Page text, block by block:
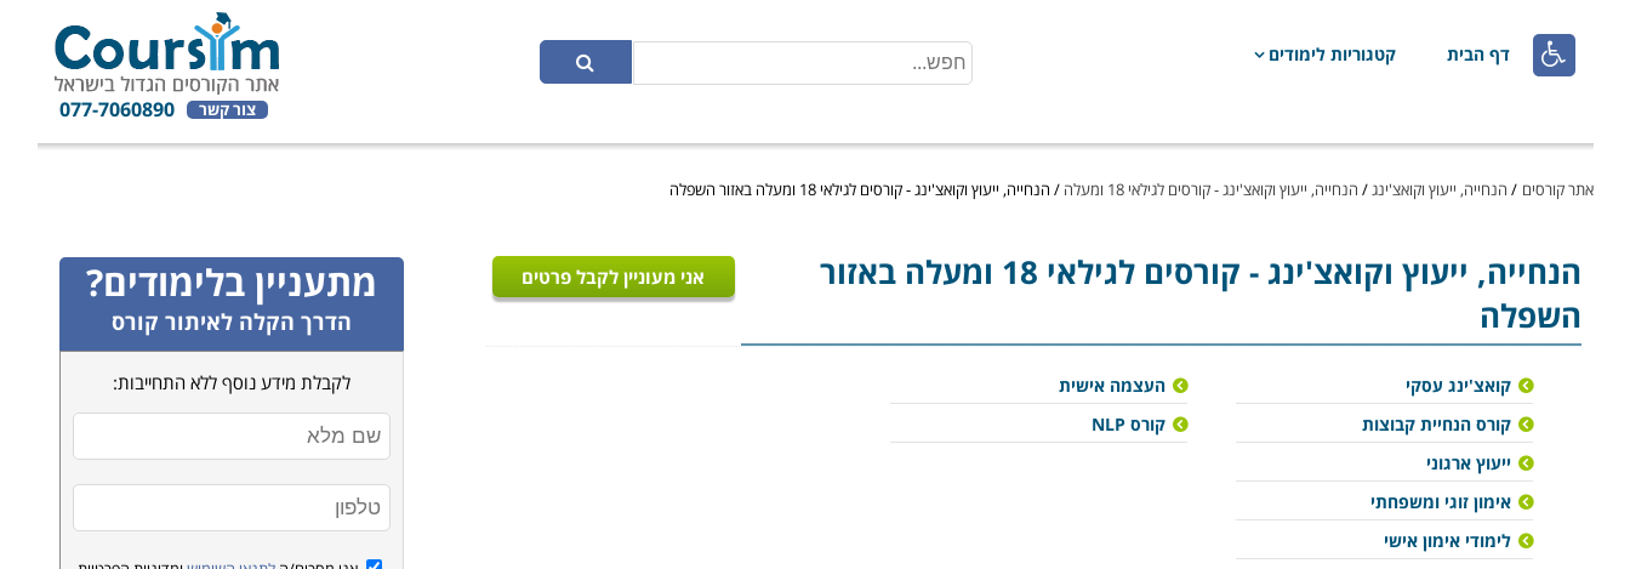
 דף הבית קטגוריות לימודים
צור קשר 077-7060890
אתר קורסים / הנחייה, ייעוץ וקואצ'ינג/ הנחייה, ייעוץ וקואצ'ינג - קורסים לגילאי 18 ומעלה / הנחייה, ייעוץ וקואצ'ינג - קורסים לגילאי 18 ומעלה באזור השפלה
הנחייה, ייעוץ וקואצ'ינג
- קורסים לגילאי 18 ומעלה באזור
השפלה
אני מעוניין לקבל פרטים
קואצ'ינג עסקי
קורס הנחיית קבוצות
ייעוץ ארגוני
אימון זוגי ומשפחתי
לימודי אימון אישי
העצמה אישית
קורס NLP
מתעניין בלימודים?
הדרך הקלה לאיתור קורס
לקבלת מידע נוסף ללא התחייבות: